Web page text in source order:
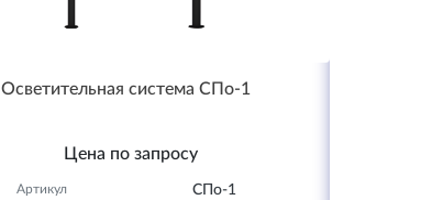
Осветительная система СПо-1
Цена по запросу
Артикул СПо-1